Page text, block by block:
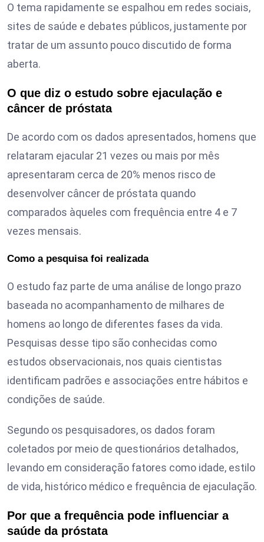
O tema rapidamente se espalhou em redes sociais,
sites de saúde e debates públicos, justamente por
tratar de um assunto pouco discutido de forma
aberta.
O que diz o estudo sobre ejaculação e
câncer de próstata
De acordo com os dados apresentados, homens que
relataram ejacular 21 vezes ou mais por mês
apresentaram cerca de 20% menos risco de
desenvolver câncer de próstata quando
comparados àqueles com frequência entre 4 e 7
vezes mensais.
Como a pesquisa foi realizada
O estudo faz parte de uma análise de longo prazo
baseada no acompanhamento de milhares de
homens ao longo de diferentes fases da vida.
Pesquisas desse tipo são conhecidas como
estudos observacionais, nos quais cientistas
identificam padrões e associações entre hábitos e
condições de saúde.
Segundo os pesquisadores, os dados foram
coletados por meio de questionários detalhados,
levando em consideração fatores como idade, estilo
de vida, histórico médico e frequência de ejaculação.
Por que a frequência pode influenciar a
saúde da próstata